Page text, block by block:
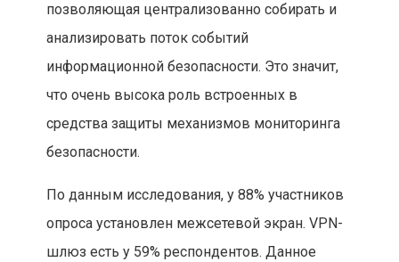
позволяющая централизованно собирать и
анализировать поток событий
информационной безопасности. Это значит,
что очень высока роль встроенных в
средства защиты механизмов мониторинга
безопасности.
По данным исследования, у 88% участников
опроса установлен межсетевой экран. VPN-
шлюз есть у 59% респондентов. Данное